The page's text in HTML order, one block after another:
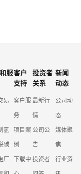
服
易
氢
碳
厂
客户
支持
客户服
务
项目案
例
下载中
投资者
关系
最新行
情
公司公
告
投资者
新闻
动态
公司动
态
媒体聚
焦
行业资